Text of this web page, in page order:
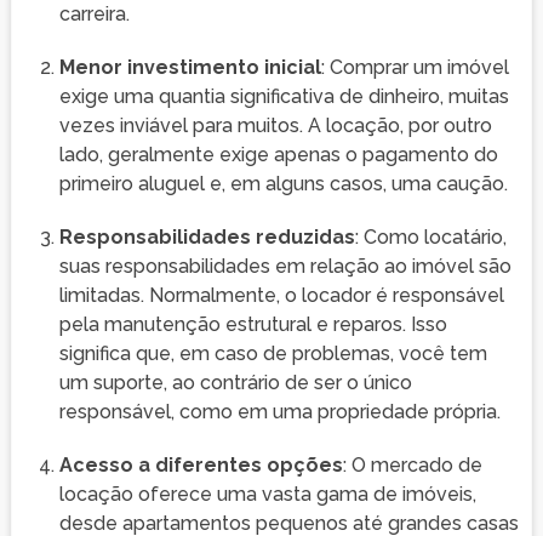
carreira.
Menor investimento inicial: Comprar um imóvel
exige uma quantia significativa de dinheiro, muitas
vezes inviável para muitos. A locação, por outro
lado, geralmente exige apenas o pagamento do
primeiro aluguel e, em alguns casos, uma caução.
Responsabilidades reduzidas: Como locatário,
suas responsabilidades em relação ao imóvel são
limitadas. Normalmente, o locador é responsável
pela manutenção estrutural e reparos. Isso
significa que, em caso de problemas, você tem
um suporte, ao contrário de ser o único
responsável, como em uma propriedade própria.
Acesso a diferentes opções: O mercado de
locação oferece uma vasta gama de imóveis,
desde apartamentos pequenos até grandes casas